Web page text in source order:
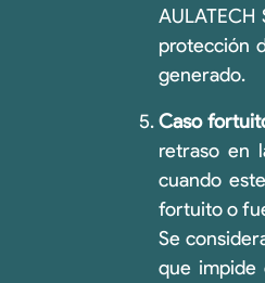
protección
generado.
Caso
retraso en
cuando
fortuito o
Se
que impide